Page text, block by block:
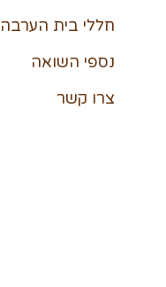
חללי בית הערבה
נספי השואה
צרו קשר